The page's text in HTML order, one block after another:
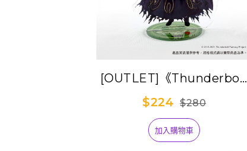
[OUTLET]《Thunderbolt
Fantasy 東離劍遊紀３》角
$224 $280
加入購物車